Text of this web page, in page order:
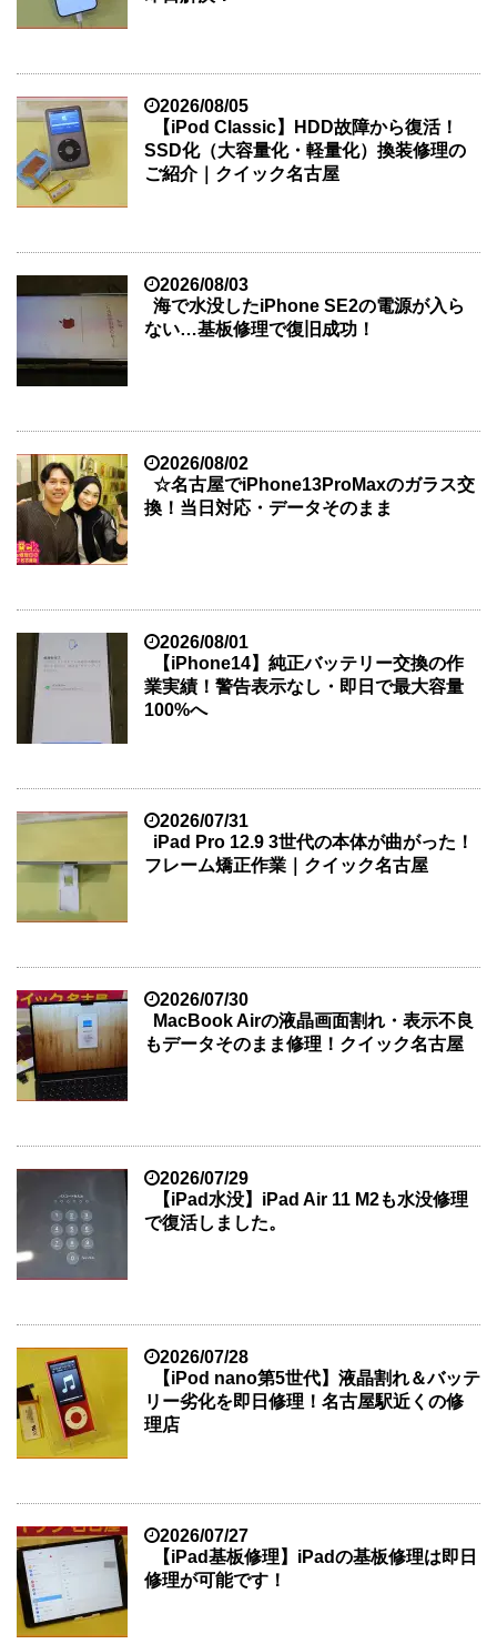
2026/08/05
【iPod Classic】HDD故障から復活！
SSD化（大容量化・軽量化）換装修理の
ご紹介｜クイック名古屋
2026/08/03
海で水没したiPhone SE2の電源が入ら
ない…基板修理で復旧成功！
2026/08/02
☆名古屋でiPhone13ProMaxのガラス交
換！当日対応・データそのまま
2026/08/01
【iPhone14】純正バッテリー交換の作
業実績！警告表示なし・即日で最大容量
100%へ
2026/07/31
iPad Pro 12.9 3世代の本体が曲がった！
フレーム矯正作業｜クイック名古屋
2026/07/30
MacBook Airの液晶画面割れ・表示不良
もデータそのまま修理！クイック名古屋
2026/07/29
【iPad水没】iPad Air 11 M2も水没修理
で復活しました。
2026/07/28
【iPod nano第5世代】液晶割れ＆バッテ
リー劣化を即日修理！名古屋駅近くの修
理店
2026/07/27
【iPad基板修理】iPadの基板修理は即日
修理が可能です！